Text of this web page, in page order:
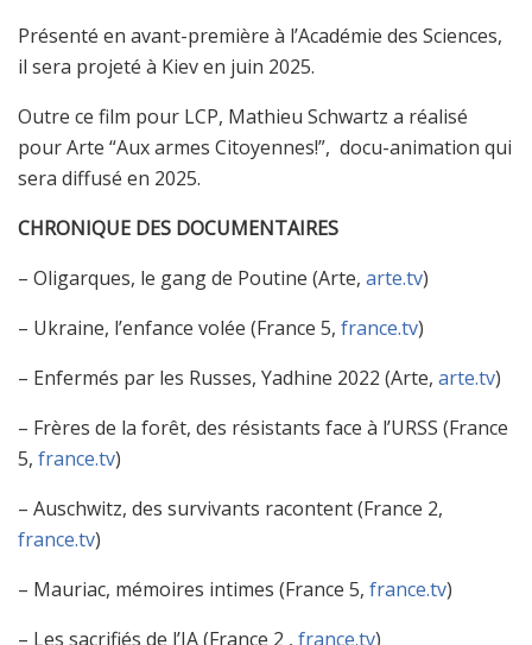
Présenté en avant-première à l’Académie des Sciences,
il sera projeté à Kiev en juin 2025.
Outre ce film pour LCP, Mathieu Schwartz a réalisé
pour Arte “Aux armes Citoyennes!”, docu-animation qui
sera diffusé en 2025.
CHRONIQUE DES DOCUMENTAIRES
– Oligarques, le gang de Poutine (Arte, arte.tv)
– Ukraine, l’enfance volée (France 5, france.tv)
– Enfermés par les Russes, Yadhine 2022 (Arte, arte.tv)
– Frères de la forêt, des résistants face à l’URSS (France
5, france.tv)
– Auschwitz, des survivants racontent (France 2,
france.tv)
– Mauriac, mémoires intimes (France 5, france.tv)
– Les sacrifiés de l’IA (France 2 , france.tv)